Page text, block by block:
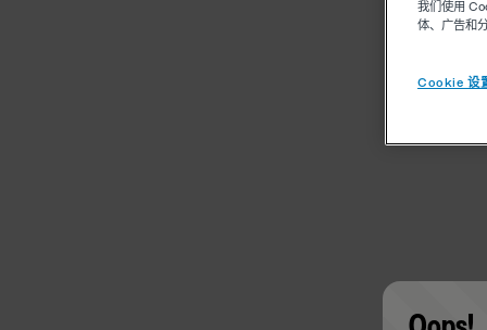
我们使用
体、广告和
Cookie 设